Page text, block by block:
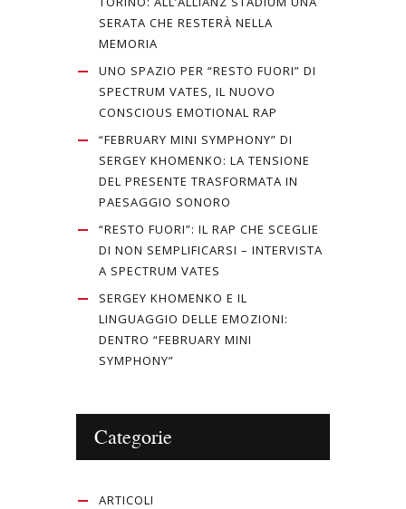
SERATA CHE RESTERÀ NELLA
MEMORIA
UNO SPAZIO PER “RESTO FUORI” DI
SPECTRUM VATES, IL NUOVO
CONSCIOUS EMOTIONAL RAP
“FEBRUARY MINI SYMPHONY” DI
SERGEY KHOMENKO: LA TENSIONE
DEL PRESENTE TRASFORMATA IN
PAESAGGIO SONORO
“RESTO FUORI”: IL RAP CHE SCEGLIE
DI NON SEMPLIFICARSI – INTERVISTA
A SPECTRUM VATES
SERGEY KHOMENKO E IL
LINGUAGGIO DELLE EMOZIONI:
DENTRO “FEBRUARY MINI
SYMPHONY”
Categorie
ARTICOLI